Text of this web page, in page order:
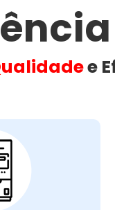
e
o impacto no seu